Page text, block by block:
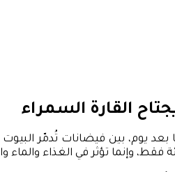
القارة السمراء
بعد يوم، بين فيضانات تُدمّر
فقط، وإنما تؤثر في الغذاء